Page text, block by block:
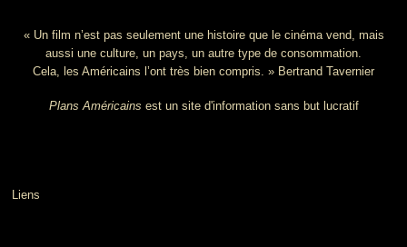
« Un film n’est pas seulement une histoire que le cinéma vend, mais
aussi une culture, un pays, un autre type de consommation.
Cela, les Américains l’ont très bien compris. » Bertrand Tavernier
Plans Américains est un site d'information sans but lucratif
Liens